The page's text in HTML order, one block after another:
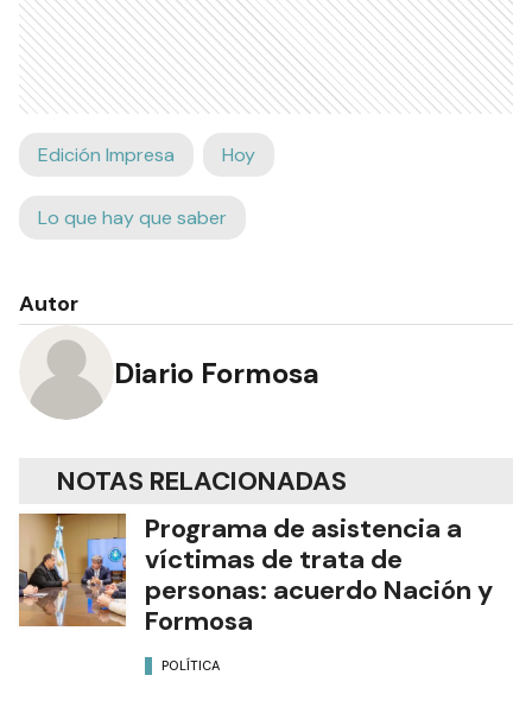
Edición Impresa Hoy
Lo que hay que saber
Autor
Diario Formosa
NOTAS RELACIONADAS
Programa de asistencia a
víctimas de trata de
personas: acuerdo Nación y
Formosa
POLÍTICA